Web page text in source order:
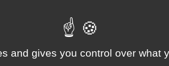
and gives you control over what